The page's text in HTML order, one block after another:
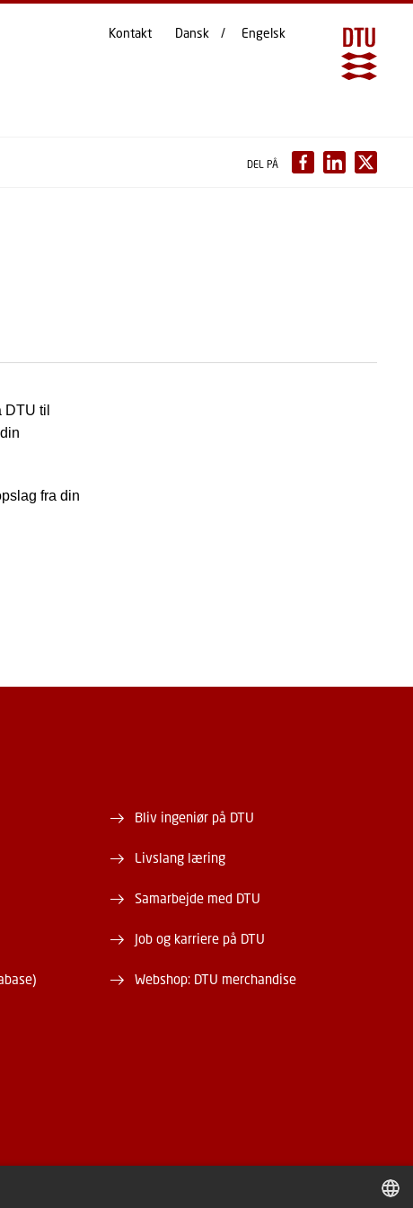
Kontakt Dansk Engelsk
DEL PÅ
til
fra din
Bliv ingeniør på DTU
Livslang læring
Samarbejde med DTU
Job og karriere på DTU
Webshop: DTU merchandise